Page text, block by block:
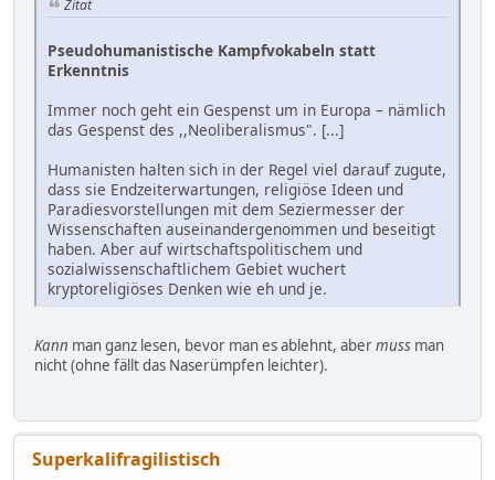
Zitat
Pseudohumanistische Kampfvokabeln statt
Erkenntnis
Immer noch geht ein Gespenst um in Europa – nämlich
das Gespenst des ,,Neoliberalismus". [...]
Humanisten halten sich in der Regel viel darauf zugute,
dass sie Endzeiterwartungen, religiöse Ideen und
Paradiesvorstellungen mit dem Seziermesser der
Wissenschaften auseinandergenommen und beseitigt
haben. Aber auf wirtschaftspolitischem und
sozialwissenschaftlichem Gebiet wuchert
kryptoreligiöses Denken wie eh und je.
Kann man ganz lesen, bevor man es ablehnt, abermuss man
nicht (ohne fällt das Naserümpfen leichter).
Superkalifragilistisch